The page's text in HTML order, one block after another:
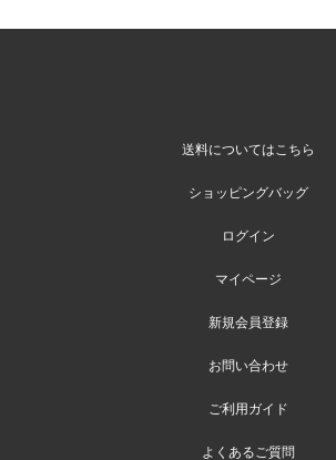
送料についてはこちら
ショッピングバッグ
ログイン
マイページ
新規会員登録
お問い合わせ
ご利用ガイド
よくあるご質問